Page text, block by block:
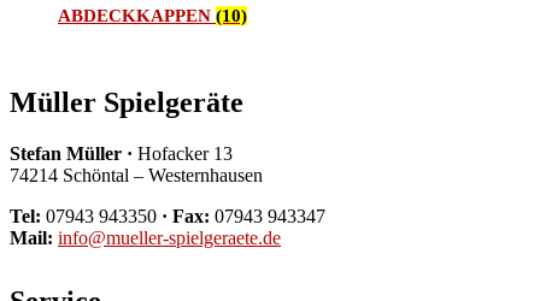
ABDECKKAPPEN (10)
Müller Spielgeräte
Stefan Müller · Hofacker 13
74214 Schöntal – Westernhausen
Tel: 07943 943350 · Fax: 07943 943347
Mail: info@mueller-spielgeraete.de